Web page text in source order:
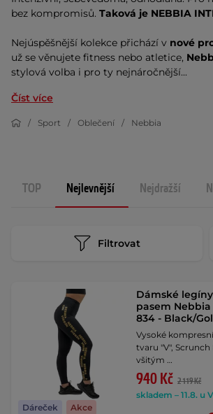
bez kompromisů. Taková je NEBBIA
Nejúspěšnější kolekce přichází v nové
už se věnujete fitness nebo atletice,
stylová volba i pro ty nejnáročnější...
Číst více
Sport Oblečení Nebbia
TOP Nejlevnější Nejdražší
Filtrovat
Dáreček
Akce
Dámské
pasem Nebbia
834 - Black/
Vysoké
tvaru "V",
všitým …
940 Kč 2 119 Kč
skladem – 11.8. u